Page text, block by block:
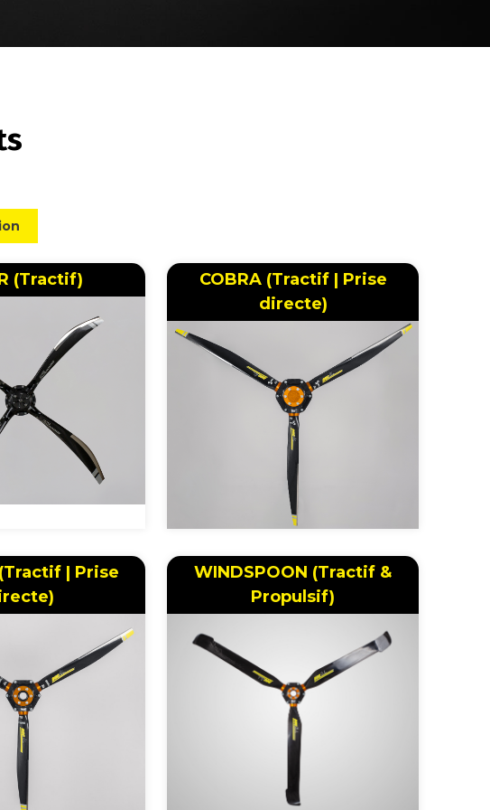
(Tractif)
COBRA (Tractif | Prise
directe)
| Prise
WINDSPOON (Tractif &
Propulsif)